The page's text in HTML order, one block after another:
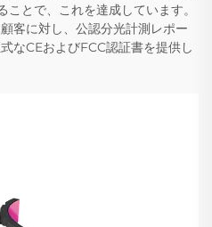
とで、これを達成しています。
客に対し、公認分光計測レポー
なCEおよびFCC認証書を提供し